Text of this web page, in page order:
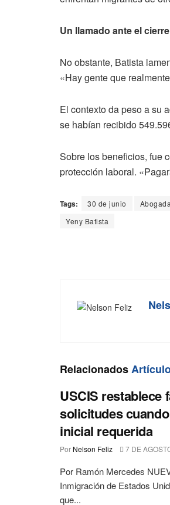
Un llamado ante el
No obstante, Batista
«Hay gente que
El contexto da peso a su
se habían recibido
Sobre los beneficios, fue
protección laboral.
Tags: 30 de junio Abogada
Yeny Batista
Relacionados
USCIS restablece
solicitudes
inicial requerida
Por Nelson Feliz 7 DE
Por Ramón Mercedes
Inmigración de Estados
que...